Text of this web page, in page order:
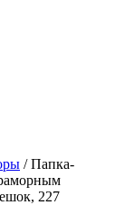
/ Папка-
227